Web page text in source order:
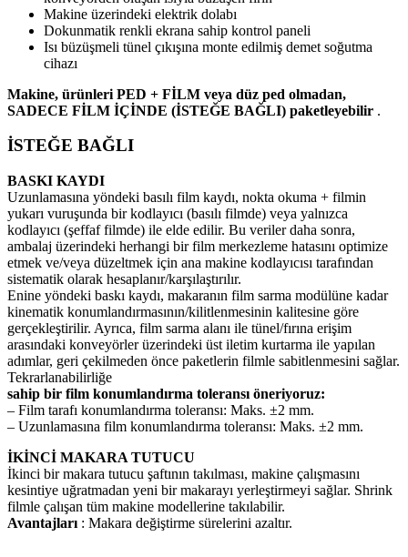
Makine üzerindeki elektrik dolabı
Dokunmatik renkli ekrana sahip kontrol paneli
Isı büzüşmeli tünel çıkışına monte edilmiş demet soğutma
cihazı
Makine, ürünleri PED + FİLM veya düz ped olmadan,
SADECE FİLM İÇİNDE (İSTEĞE BAĞLI) paketleyebilir .
İSTEĞE BAĞLI
BASKI KAYDI
Uzunlamasına yöndeki basılı film kaydı, nokta okuma + filmin
yukarı vuruşunda bir kodlayıcı (basılı filmde) veya yalnızca
kodlayıcı (şeffaf filmde) ile elde edilir. Bu veriler daha sonra,
ambalaj üzerindeki herhangi bir film merkezleme hatasını optimize
etmek ve/veya düzeltmek için ana makine kodlayıcısı tarafından
sistematik olarak hesaplanır/karşılaştırılır.
Enine yöndeki baskı kaydı, makaranın film sarma modülüne kadar
kinematik konumlandırmasının/kilitlenmesinin kalitesine göre
gerçekleştirilir. Ayrıca, film sarma alanı ile tünel/fırına erişim
arasındaki konveyörler üzerindeki üst iletim kurtarma ile yapılan
adımlar, geri çekilmeden önce paketlerin filmle sabitlenmesini sağlar.
Tekrarlanabilirliğe
sahip bir film konumlandırma toleransı öneriyoruz:
– Film tarafı konumlandırma toleransı: Maks. ±2 mm.
– Uzunlamasına film konumlandırma toleransı: Maks. ±2 mm.
İKİNCİ MAKARA TUTUCU
İkinci bir makara tutucu şaftının takılması, makine çalışmasını
kesintiye uğratmadan yeni bir makarayı yerleştirmeyi sağlar. Shrink
filmle çalışan tüm makine modellerine takılabilir.
Avantajları : Makara değiştirme sürelerini azaltır.